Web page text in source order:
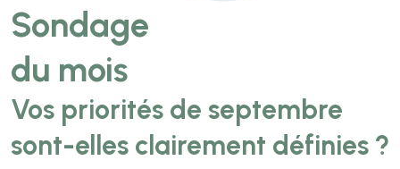
Sondage
du mois
Vos priorités de septembre
sont-elles clairement définies ?